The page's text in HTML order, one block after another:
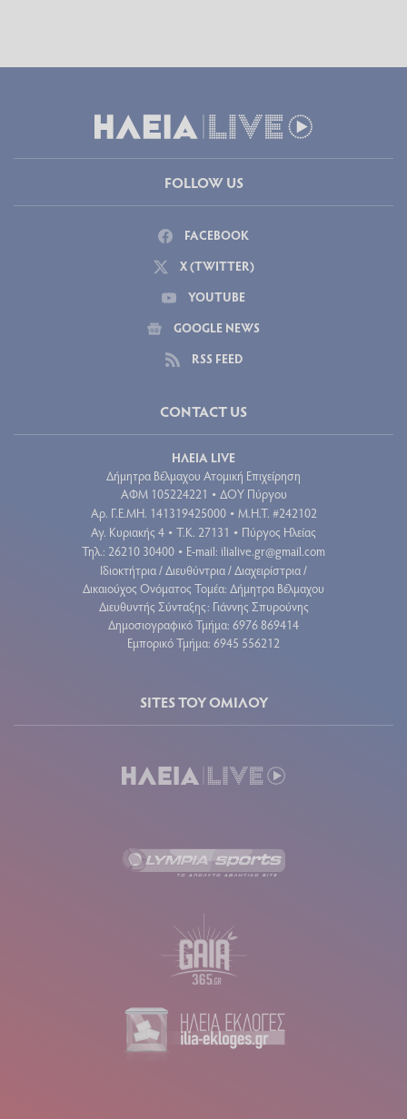
FOLLOW US
FACEBOOK
X (TWITTER)
YOUTUBE
GOOGLE NEWS
RSS FEED
CONTACT US
ΗΛΕΙΑ LIVE
Δήμητρα Βέλμαχου Ατομική Επιχείρηση
ΑΦΜ 105224221 • ΔΟΥ Πύργου
Aρ. Γ.Ε.ΜΗ. 141319425000 • Μ.Η.Τ. #242102
Αγ. Κυριακής 4 • Τ.Κ. 27131 • Πύργος Ηλείας
Τηλ.: 26210 30400 • E-mail: ilialive.gr@gmail.com
Ιδιοκτήτρια / Διευθύντρια / Διαχειρίστρια /
Δικαιούχος Ονόματος Τομέα: Δήμητρα Βέλμαχου
Διευθυντής Σύνταξης: Γιάννης Σπυρούνης
Δημοσιογραφικό Τμήμα: 6976 869414
Εμπορικό Τμήμα: 6945 556212
SITES ΤΟΥ ΟΜΙΛΟΥ